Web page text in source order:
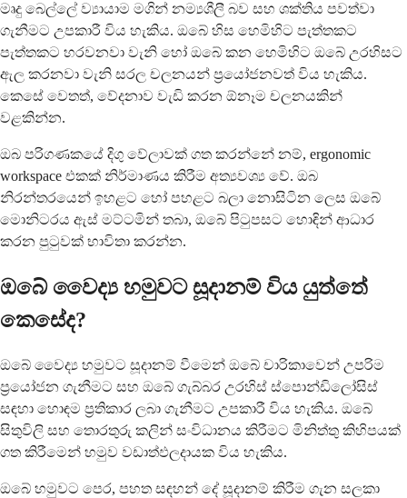
මෘදු බෙල්ලේ ව්‍යායාම මගින් නම්‍යශීලී බව සහ ශක්තිය පවත්වා
ගැනීමට උපකාරී විය හැකිය. ඔබේ හිස හෙමිහිට පැත්තකට
පැත්තකට හරවනවා වැනි හෝ ඔබේ කන හෙමිහිට ඔබේ උරහිසට
ඇල කරනවා වැනි සරල චලනයන් ප්‍රයෝජනවත් විය හැකිය.
කෙසේ වෙතත්, වේදනාව වැඩි කරන ඕනෑම චලනයකින්
වළකින්න.
ඔබ පරිගණකයේ දිගු වේලාවක් ගත කරන්නේ නම්, ergonomic
workspace එකක් නිර්මාණය කිරීම අත්‍යවශ්‍ය වේ. ඔබ
නිරන්තරයෙන් ඉහළට හෝ පහළට බලා නොසිටින ලෙස ඔබේ
මොනිටරය ඇස් මට්ටමින් තබා, ඔබේ පිටුපසට හොඳින් ආධාර
කරන පුටුවක් භාවිතා කරන්න.
ඔබේ වෛද්‍ය හමුවට සූදානම් විය යුත්තේ
කෙසේද?
ඔබේ වෛද්‍ය හමුවට සූදානම් වීමෙන් ඔබේ චාරිකාවෙන් උපරිම
ප්‍රයෝජන ගැනීමට සහ ඔබේ ගැබ්බර උරහිස් ස්පොන්ඩිලෝසිස්
සඳහා හොඳම ප්‍රතිකාර ලබා ගැනීමට උපකාරී විය හැකිය. ඔබේ
සිතුවිලි සහ තොරතුරු කලින් සංවිධානය කිරීමට මිනිත්තු කිහිපයක්
ගත කිරීමෙන් හමුව වඩාත්ඵලදායක විය හැකිය.
ඔබේ හමුවට පෙර, පහත සඳහන් දේ සූදානම් කිරීම ගැන සලකා